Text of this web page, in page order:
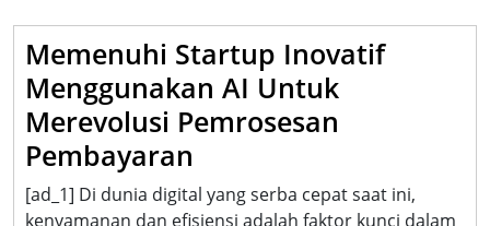
Merek
Memenuhi Startup Inovatif
Menggunakan AI Untuk
Merevolusi Pemrosesan
Pembayaran
Startup
[ad_1] Di dunia digital yang serba cepat saat ini,
kenyamanan dan efisiensi adalah faktor kunci dalam